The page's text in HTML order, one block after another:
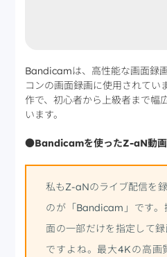
Bandicamは、高性能な画面録
コンの画面録画に使用されてい
作で、初心者から上級者まで幅
います。
●Bandicamを使ったZ-aN動画
私もZ-aNのライブ配信を
のが「Bandicam」です。
面の一部だけを指定して
ですよね。最大4Kの高画